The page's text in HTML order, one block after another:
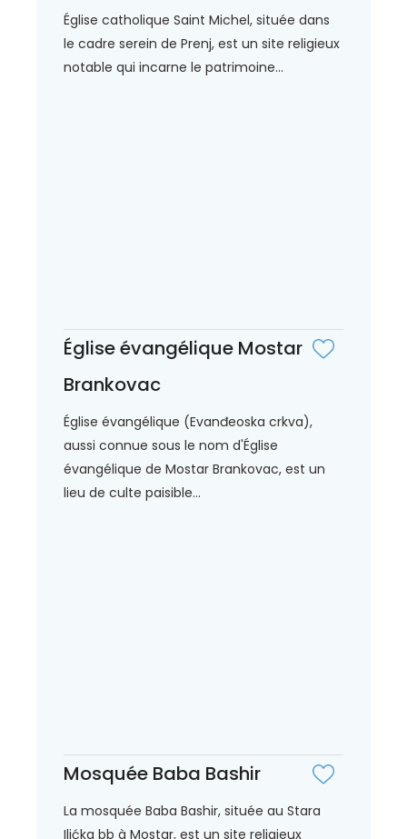
Église catholique Saint Michel, située dans
le cadre serein de Prenj, est un site religieux
notable qui incarne le patrimoine...
Église évangélique Mostar
Brankovac
Église évangélique (Evanđeoska crkva),
aussi connue sous le nom d'Église
évangélique de Mostar Brankovac, est un
lieu de culte paisible...
Mosquée Baba Bashir
La mosquée Baba Bashir, située au Stara
Ilićka bb à Mostar, est un site religieux